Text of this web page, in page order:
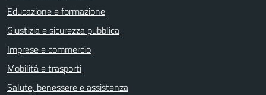
Educazione e formazione
Giustizia e sicurezza pubblica
Imprese e commercio
Mobilità e trasporti
Salute, benessere e assistenza